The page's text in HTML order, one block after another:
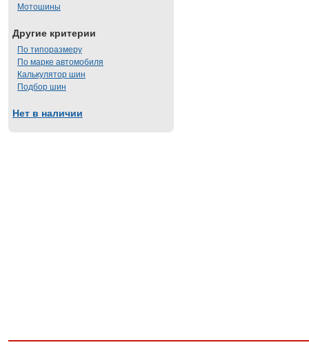
Мотошины
Другие критерии
По типоразмеру
По марке автомобиля
Калькулятор шин
Подбор шин
Нет в наличии